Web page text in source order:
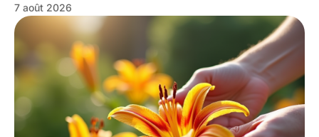
7 août 2026